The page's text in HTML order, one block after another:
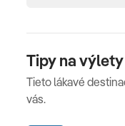
Tipy na
Tieto lákavé
vás.